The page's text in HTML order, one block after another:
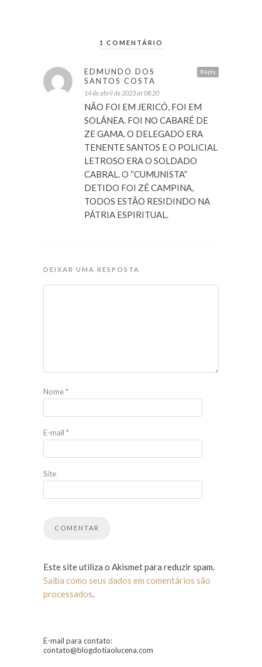
1 COMENTÁRIO
Reply
EDMUNDO DOS
SANTOS COSTA
14 de abril de 2023 at 08:20
NÃO FOI EM JERICÓ, FOI EM
SOLÂNEA. FOI NO CABARÉ DE
ZE GAMA. O DELEGADO ERA
TENENTE SANTOS E O POLICIAL
LETROSO ERA O SOLDADO
CABRAL. O “CUMUNISTA”
DETIDO FOI ZÉ CAMPINA,
TODOS ESTÃO RESIDINDO NA
PÁTRIA ESPIRITUAL.
DEIXAR UMA RESPOSTA
Nome*
E-mail *
Site
Este site utiliza o Akismet para reduzir spam.
Saiba como seus dados em comentários são
processados.
E-mail para contato:
contato@blogdotiaolucena.com